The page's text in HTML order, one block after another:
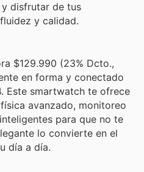
disfrutar de tus
y calidad.
$129.990 (23% Dcto.,
en forma y conectado
Este smartwatch te ofrece
avanzado, monitoreo
para que no te
lo convierte en el
día a día.